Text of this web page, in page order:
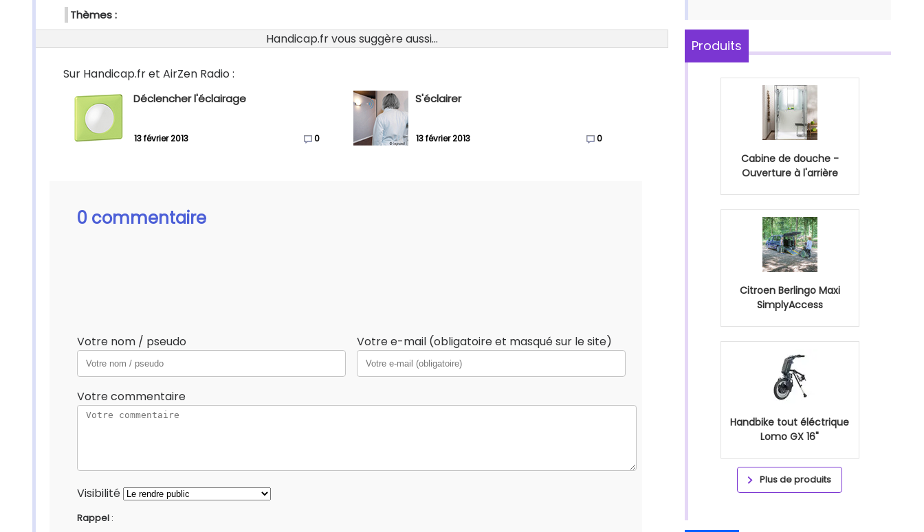
Thèmes :
Handicap.fr vous suggère aussi...
Sur Handicap.fr et AirZen Radio :
Déclencher l'éclairage
13 février 2013 0
S'éclairer
13 février 2013 0
0 commentaire
Votre nom / pseudo Votre e-mail (obligatoire et masqué sur le site)
Votre commentaire
Visibilité
Rappel :
Produits
Cabine de douche -
Ouverture à l'arrière
Citroen Berlingo Maxi
SimplyAccess
Handbike tout éléctrique
Lomo GX 16"
Plus de produits